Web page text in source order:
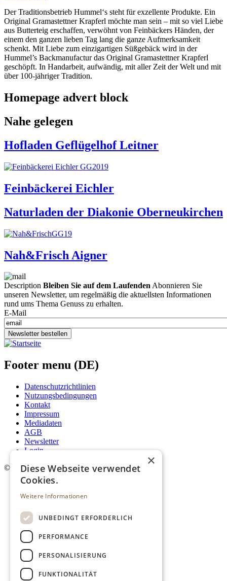
Der Traditionsbetrieb Hummel‘s steht für exzellente Produkte. Ein
Original Gramastettner Krapferl möchte man sein – mit so viel Liebe
aus Butterteig erschaffen, verwöhnt von Feinbäckers Händen, der
einem den ganzen lieben Tag lang die ganze Aufmerksamkeit
schenkt. Mit Liebe zum einzigartigen Süßgebäck wird in der
Hummel’s Backmanufactur das Original Gramastettner Krapferl
geschöpft. In Handarbeit, aufwändig, mit aller Zeit der Welt und mit
über 100-jähriger Tradition.
Homepage advert block
Nahe gelegen
Hofladen Geflügelhof Leitner
Feinbäckerei Eichler
Naturladen der Diakonie Oberneukirchen
Nah&Frisch Aigner
Description Bleiben Sie auf dem LaufendenAbonnieren Sie
unseren Newsletter, um regelmäßig die aktuellsten Informationen
rund ums Thema Genuss zu erhalten.
E-Mail
Newsletter bestellen
Footer menu (DE)
Datenschutzrichtlinien
Nutzungsbedingungen
Kontakt
Impressum
Mediadaten
AGB
Newsletter
Login
© 2026. Alle Rechte vorbehalten. ×
Diese Webseite verwendet
Cookies.
Weitere Informationen
UNBEDINGT ERFORDERLICH
PERFORMANCE
PERSONALISIERUNG
FUNKTIONALITÄT